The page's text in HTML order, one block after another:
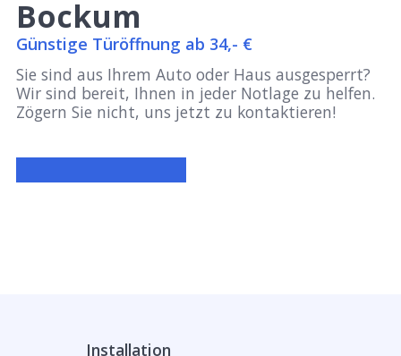
Bockum
Günstige Türöffnung ab 34,- €
Sie sind aus Ihrem Auto oder Haus ausgesperrt?
Wir sind bereit, Ihnen in jeder Notlage zu helfen.
Zögern Sie nicht, uns jetzt zu kontaktieren!
Installation